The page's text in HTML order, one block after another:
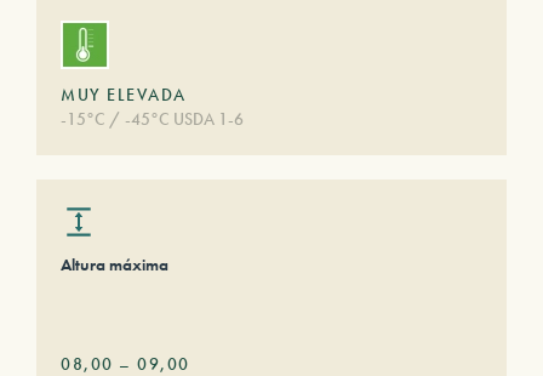
MUY ELEVADA
-15°C / -45°C USDA 1-6
Altura máxima
08,00 – 09,00